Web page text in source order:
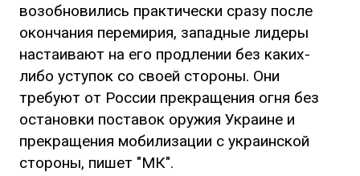
возобновились практически сразу после
окончания перемирия, западные лидеры
настаивают на его продлении без каких-
либо уступок со своей стороны. Они
требуют от России прекращения огня без
остановки поставок оружия Украине и
прекращения мобилизации с украинской
стороны, пишет "МК".